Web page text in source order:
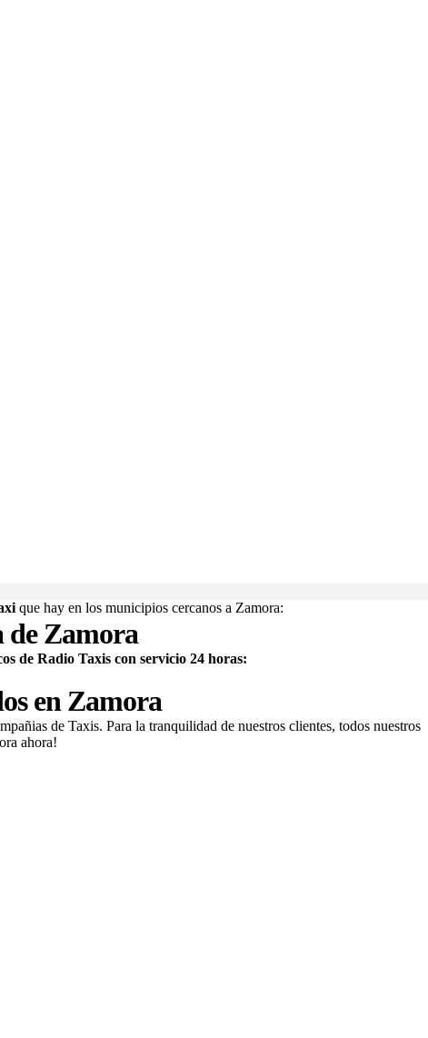
que hay en los municipios cercanos a Zamora:
de Zamora
de Radio Taxis con servicio 24 horas:
en Zamora
de Taxis. Para la tranquilidad de nuestros clientes, todos nuestros
ahora!